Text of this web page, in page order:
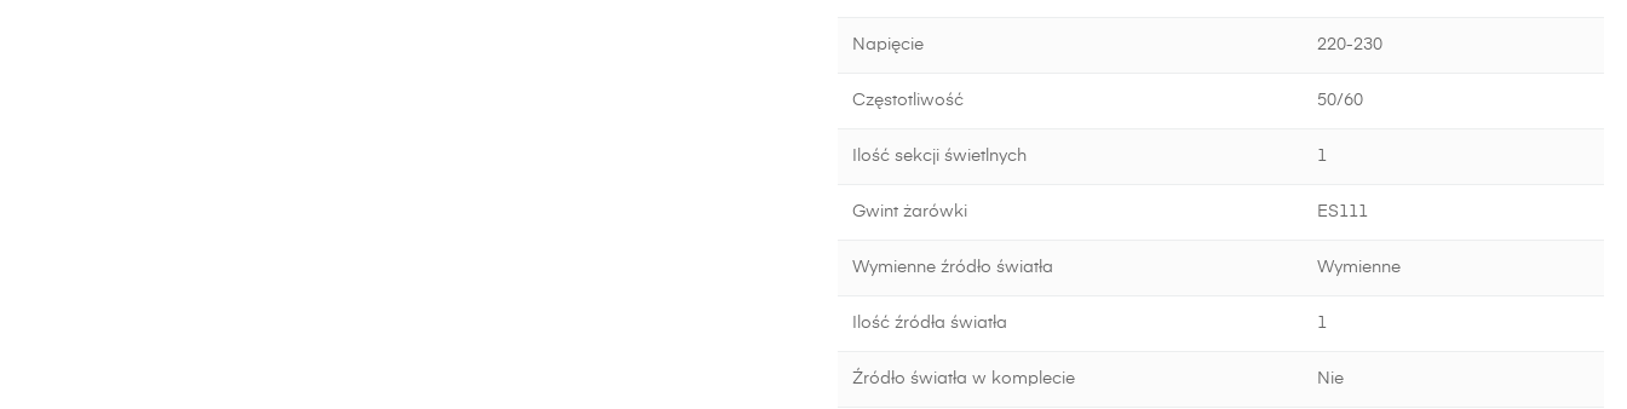
Napięcie 220-230
Częstotliwość 50/60
Ilość sekcji świetlnych 1
Gwint żarówki ES111
Wymienne źródło światła Wymienne
Ilość źródła światła 1
Źródło światła w komplecie Nie